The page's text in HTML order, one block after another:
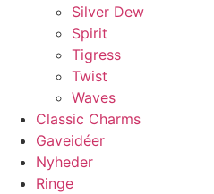
Silver Dew
Spirit
Tigress
Twist
Waves
Classic Charms
Gaveidéer
Nyheder
Ringe